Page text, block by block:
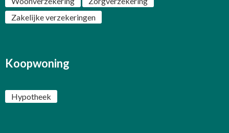
Zakelijke verzekeringen
Koopwoning
Hypotheek